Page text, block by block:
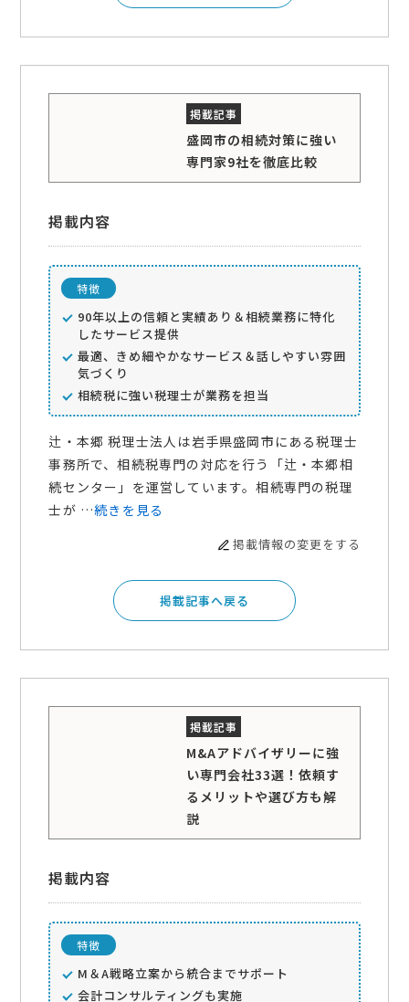
盛岡市の相続対策に強い
専門家9社を徹底比較
掲載内容
特徴
90年以上の信頼と実績あり＆相続業務に特化
したサービス提供
最適、きめ細やかなサービス＆話しやすい雰囲
気づくり
相続税に強い税理士が業務を担当
辻・本郷 税理士法人は岩手県盛岡市にある税理士
事務所で、相続税専門の対応を行う「辻・本郷相
続センター」を運営しています。相続専門の税理
士が …続きを見る
掲載情報の変更をする
掲載記事へ戻る
M&Aアドバイザリーに強
い専門会社33選！依頼す
るメリットや選び方も解
説
掲載内容
特徴
M＆A戦略立案から統合までサポート
会計コンサルティングも実施